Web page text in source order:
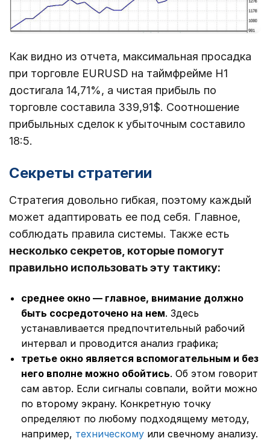
Как видно из отчета, максимальная просадка
при торговле EURUSD на таймфрейме Н1
достигала 14,71%, а чистая прибыль по
торговле составила 339,91$. Соотношение
прибыльных сделок к убыточным составило
18:5.
Секреты стратегии
Стратегия довольно гибкая, поэтому каждый
может адаптировать ее под себя. Главное,
соблюдать правила системы. Также есть
несколько секретов, которые помогут
правильно использовать эту тактику:
среднее окно ― главное, внимание должно
быть сосредоточено на нем. Здесь
устанавливается предпочтительный рабочий
интервал и проводится анализ графика;
третье окно является вспомогательным и без
него вполне можно обойтись. Об этом говорит
сам автор. Если сигналы совпали, войти можно
по второму экрану. Конкретную точку
определяют по любому подходящему методу,
например, техническому или свечному анализу.